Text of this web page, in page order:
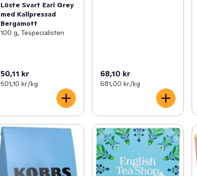
Löste Svart Earl Grey
med Kallpressad
Bergamott
100 g, Tespecialisten
50,11 kr
501,10 kr /kg
68,10 kr
681,00 kr /kg